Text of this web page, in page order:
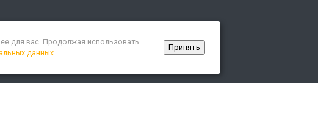
для вас. Продолжая использовать
данных
Принять